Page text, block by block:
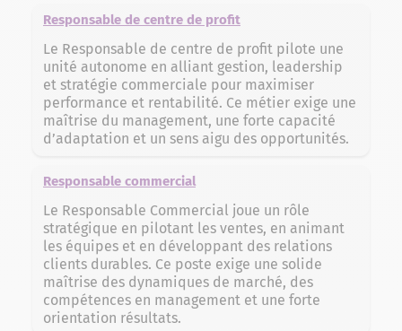
Responsable de centre de profit
Le Responsable de centre de profit pilote une
unité autonome en alliant gestion, leadership
et stratégie commerciale pour maximiser
performance et rentabilité. Ce métier exige une
maîtrise du management, une forte capacité
d’adaptation et un sens aigu des opportunités.
Responsable commercial
Le Responsable Commercial joue un rôle
stratégique en pilotant les ventes, en animant
les équipes et en développant des relations
clients durables. Ce poste exige une solide
maîtrise des dynamiques de marché, des
compétences en management et une forte
orientation résultats.